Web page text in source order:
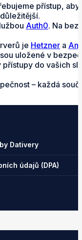
přístup,
Auth0. Na
je Hetzner a
uložené v
přístupy do vašich
– každá
Dativery
údajů (DPA)